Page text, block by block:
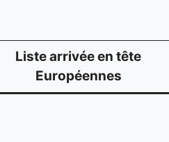
Liste arrivée en tête
Européennes